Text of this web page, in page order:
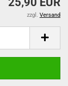
zzgl. Versand